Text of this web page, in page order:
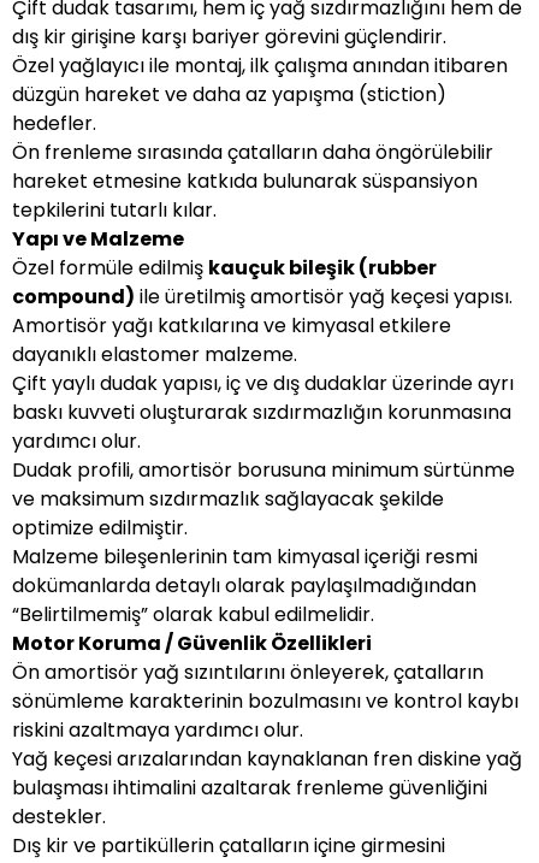
Çift dudak tasarımı, hem iç yağ sızdırmazlığını hem de
dış kir girişine karşı bariyer görevini güçlendirir.
Özel yağlayıcı ile montaj, ilk çalışma anından itibaren
düzgün hareket ve daha az yapışma (stiction)
hedefler.
Ön frenleme sırasında çatalların daha öngörülebilir
hareket etmesine katkıda bulunarak süspansiyon
tepkilerini tutarlı kılar.
Yapı ve Malzeme
Özel formüle edilmiş kauçuk bileşik (rubber
compound) ile üretilmiş amortisör yağ keçesi yapısı.
Amortisör yağı katkılarına ve kimyasal etkilere
dayanıklı elastomer malzeme.
Çift yaylı dudak yapısı, iç ve dış dudaklar üzerinde ayrı
baskı kuvveti oluşturarak sızdırmazlığın korunmasına
yardımcı olur.
Dudak profili, amortisör borusuna minimum sürtünme
ve maksimum sızdırmazlık sağlayacak şekilde
optimize edilmiştir.
Malzeme bileşenlerinin tam kimyasal içeriği resmi
dokümanlarda detaylı olarak paylaşılmadığından
“Belirtilmemiş” olarak kabul edilmelidir.
Motor Koruma / Güvenlik Özellikleri
Ön amortisör yağ sızıntılarını önleyerek, çatalların
sönümleme karakterinin bozulmasını ve kontrol kaybı
riskini azaltmaya yardımcı olur.
Yağ keçesi arızalarından kaynaklanan fren diskine yağ
bulaşması ihtimalini azaltarak frenleme güvenliğini
destekler.
Dış kir ve partiküllerin çatalların içine girmesini